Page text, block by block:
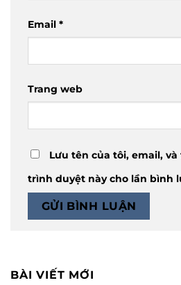
Email *
Trang web
Lưu tên của tôi, email,
trình duyệt này cho lần bình
BÀI VIẾT MỚI